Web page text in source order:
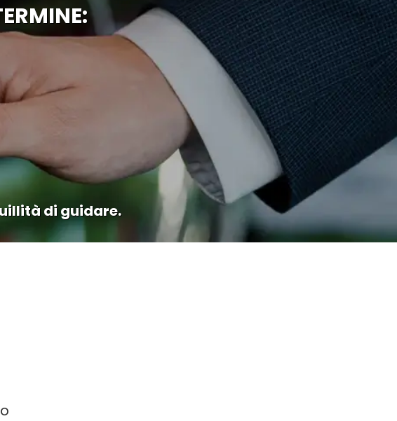
di guidare.